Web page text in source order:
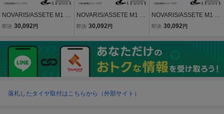
NOVARIS/ASSETE M1 M
X-30 DREJ3P FF アルミ
114.3 INSET45 BLACK/RI
M POLISH】 0041087
即決 30,092 円
NOVARIS/ASSETE M1 N
X 10系 アルミホイール1
ET35 BLACK/RIM POLIS
H】 0041086
即決 30,092 円
NOVARIS/ASSETE M1 N
X 20系 アルミホイール1
ET35 BLACK/RIM POLIS
H】 0041086
即決 30,092 円
落札したタイヤ取付はこちらから（外部サイト）